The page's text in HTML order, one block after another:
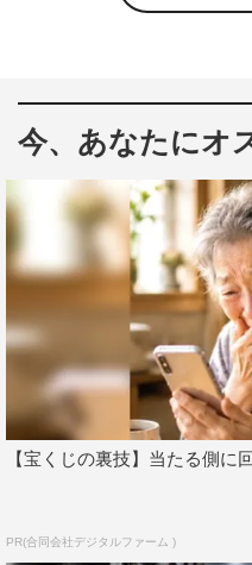
白い！』と思いました」と
周りに流されながら機を
ンを起こすのではなく、
いますが、信長殿や周りの
に反応したいと思います
大河ドラマ『麒麟がくる』
NHK総合ほか
毎週（日）後8・00～8・45
©NHK
今、あなたにオ
【宝くじの裏技】当たる側に
PR(合同会社デジタルファーム )